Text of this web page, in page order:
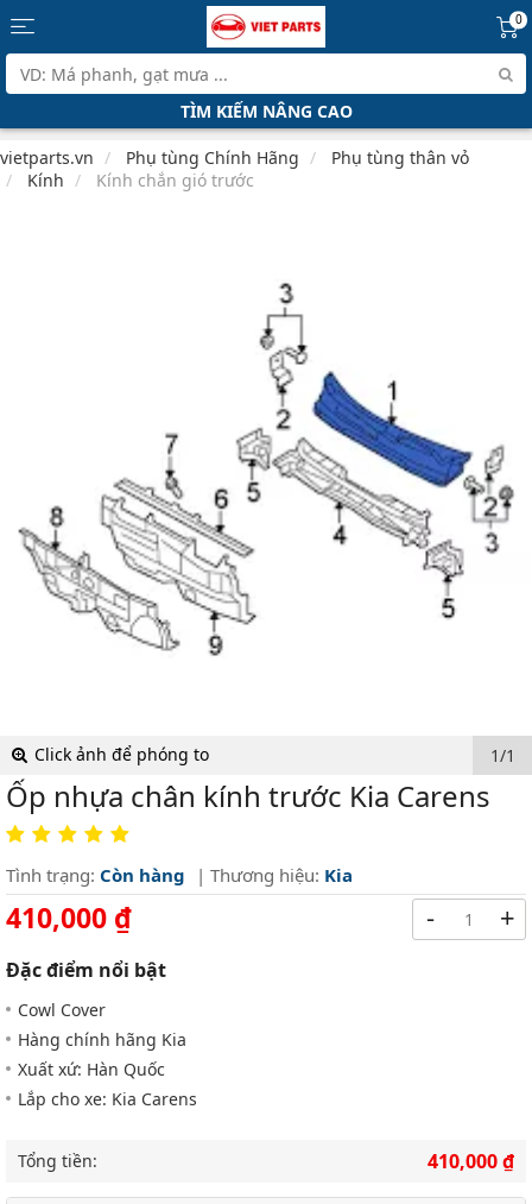
0
TÌM KIẾM NÂNG CAO
vietparts.vn Phụ tùng Chính Hãng
Phụ tùng thân vỏ
Kính
Kính chắn gió trước
Click ảnh để phóng to 1/1
Ốp nhựa chân kính trước Kia Carens
Tình trạng: Còn hàng | Thương hiệu: Kia
410,000 ₫
Đặc điểm nổi bật
Cowl Cover
Hàng chính hãng Kia
Xuất xứ: Hàn Quốc
Lắp cho xe: Kia Carens
- +
Tổng tiền: 410,000 ₫